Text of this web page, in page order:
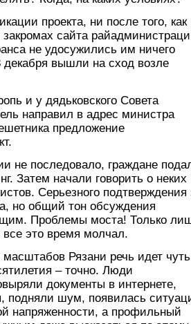
проекта, ни после того, как
сайта
не удосужились им ничего
декабря вышли на сход возле
и у дядьковского Совета
направил в адрес министра
предложение
не последовало, граждане
Затем начали говорить о неких
Серьезного подтверждения
но общий тон обсуждения
Проблемы моста! Только
это время молчал.
Рязани речь идет
– точно. Люди
документы в интернете,
подняли шум, появилась
напряженности, а профильный